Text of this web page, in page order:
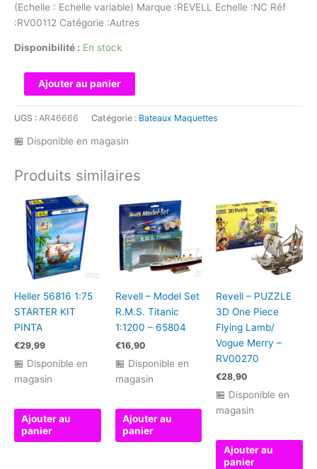
(Echelle : Echelle variable) Marque :REVELL Echelle :NC Réf
:RV00112 Catégorie :Autres
Disponibilité : En stock
quantité
de
PUZZLE
RMS
RV00112
Ajouter au panier
UGS : AR46666 Catégorie : Bateaux Maquettes
🏪 Disponible en magasin
Produits similaires
Heller 56816 1:75
STARTER KIT
PINTA
€29,99
🏪 Disponible en
magasin
Ajouter au
panier
Revell – Model Set
R.M.S. Titanic
1:1200 – 65804
€16,90
🏪 Disponible en
magasin
Ajouter au
panier
Revell – PUZZLE
3D One Piece
Flying Lamb/
Vogue Merry –
RV00270
€28,90
🏪 Disponible en
magasin
Ajouter au
panier